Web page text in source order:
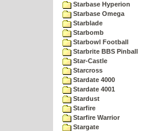
Starbase Hyperion
Starbase Omega
Starblade
Starbomb
Starbowl Football
Starbrite BBS Pinball
Star-Castle
Starcross
Stardate 4000
Stardate 4001
Stardust
Starfire
Starfire Warrior
Stargate